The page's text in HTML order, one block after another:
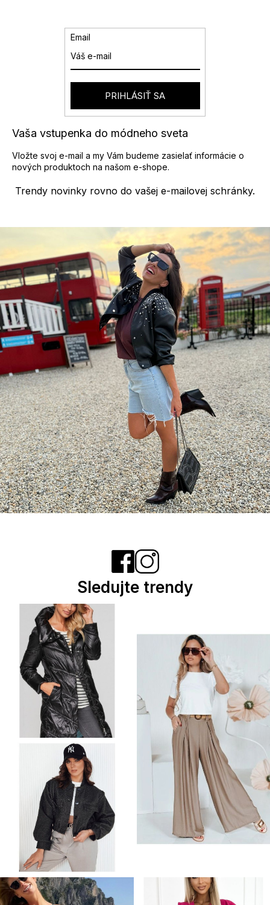
e
p
r
v
k
v
p
i
u
Trendy novinky rovno do vašej e-mailovej schránky.
Vaša vstupenka do módneho sveta
Vložte svoj e-mail a my Vám budeme zasielať informácie o
nových produktoch na našom e-shope.
Email
PRIHLÁSIŤ SA